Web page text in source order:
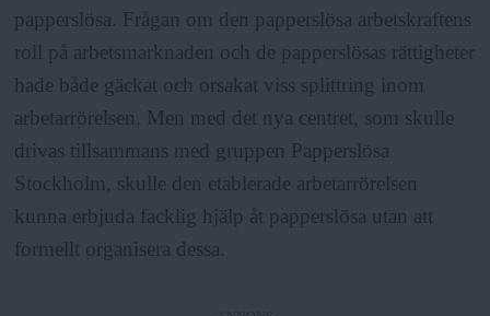
papperslösa. Frågan om den papperslösa arbetskraftens
roll på arbetsmarknaden och de papperslösas rättigheter
hade både gäckat och orsakat viss splittring inom
arbetarrörelsen. Men med det nya centret, som skulle
drivas tillsammans med gruppen Papperslösa
Stockholm, skulle den etablerade arbetarrörelsen
kunna erbjuda facklig hjälp åt papperslösa utan att
formellt organisera dessa.